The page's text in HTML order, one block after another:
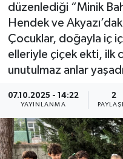
düzenlediği “Minik
Hendek ve
Çocuklar, doğayla iç
elleriyle çiçek ekti, ilk
unutulmaz anlar
07.10.2025 - 14:22
YAYINLANMA
2